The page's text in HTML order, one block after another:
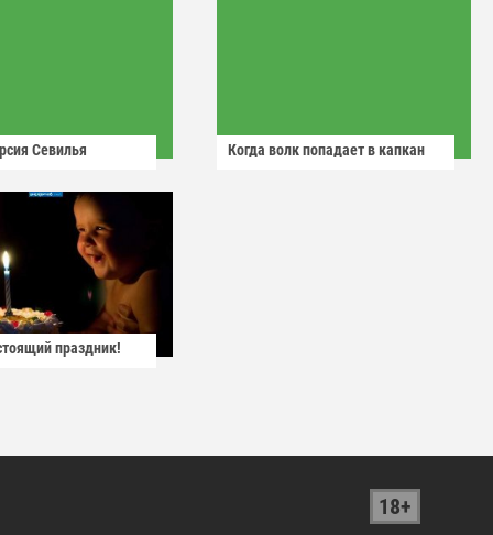
Севилья Когда волк попадает в капкан
праздник!
18+